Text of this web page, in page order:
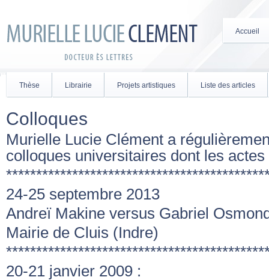
Accueil
Thèse Librairie Projets artistiques Liste des articles
Colloques
Murielle Lucie Clément a
colloques universitaires dont les
24-25 septembre 2013
Andreï Makine versus Gabriel
Mairie de Cluis (Indre)
20-21 janvier 2009 :